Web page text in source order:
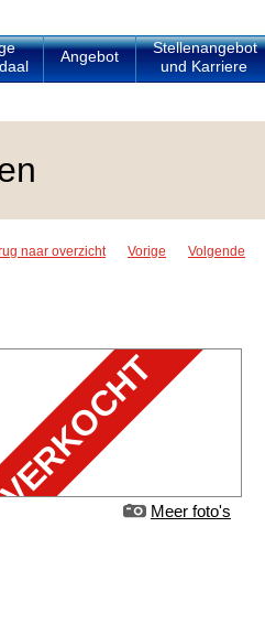
Angebot
Stellenangebot
und Karriere
naar overzicht Vorige Volgende
Meer foto's